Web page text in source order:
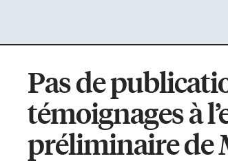
Pas de
témoignages à
préliminaire de